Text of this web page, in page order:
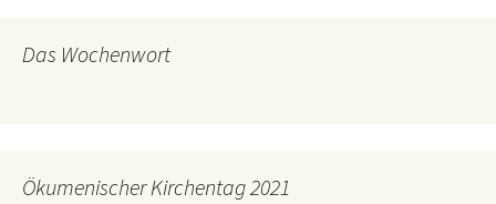
Das Wochenwort
Ökumenischer Kirchentag 2021